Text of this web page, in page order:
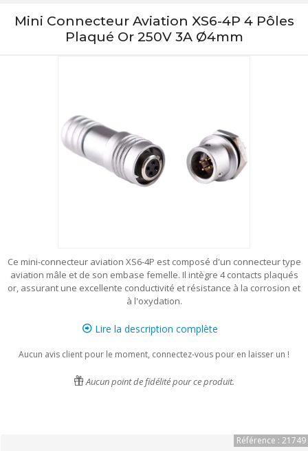
Mini Connecteur Aviation XS6-4P 4 Pôles
Plaqué Or 250V 3A Ø4mm
Ce mini-connecteur aviation XS6-4P est composé d'un connecteur type
aviation mâle et de son embase femelle. Il intègre 4 contacts plaqués
or, assurant une excellente conductivité et résistance à la corrosion et
à l'oxydation.
Lire la description complète
Aucun avis client pour le moment, connectez-vous pour en laisser un !
Aucun point de fidélité pour ce produit.
Référence : 21749